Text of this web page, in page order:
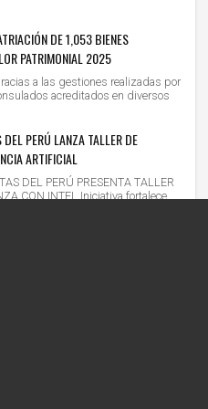
DE 1,053 BIENES
PATRIMONIAL 2025
a las gestiones realizadas por
acreditados en diversos
PERÚ LANZA TALLER DE
ARTIFICIAL
DEL PERÚ PRESENTA TALLER
CON INTEL Iniciativa fortalece